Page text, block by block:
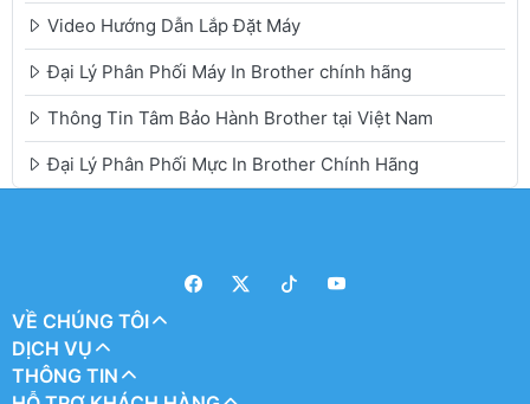
Video Hướng Dẫn Lắp Đặt Máy
Đại Lý Phân Phối Máy In Brother chính hãng
Thông Tin Tâm Bảo Hành Brother tại Việt Nam
Đại Lý Phân Phối Mực In Brother Chính Hãng
VỀ CHÚNG TÔI
DỊCH VỤ
THÔNG TIN